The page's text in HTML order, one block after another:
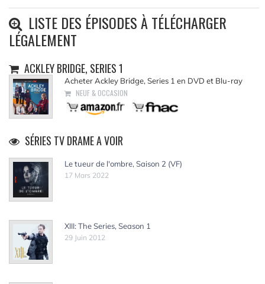
LISTE DES ÉPISODES À TÉLÉCHARGER
LÉGALEMENT
ACKLEY BRIDGE, SERIES 1
Acheter Ackley Bridge, Series 1 en DVD et Blu-ray
NEUF & OCCASION
SÉRIES TV DRAME A VOIR
Le tueur de l'ombre, Saison 2 (VF)
17 Mars 2022
XIII: The Series, Season 1
29 Juin 2012